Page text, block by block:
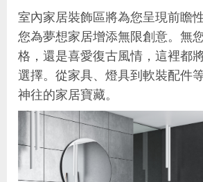
室內家居裝飾區將為您呈現前瞻
您為夢想家居增添無限創意。無
格，還是喜愛復古風情，這裡都
選擇。從家具、燈具到軟裝配件
神往的家居寶藏。